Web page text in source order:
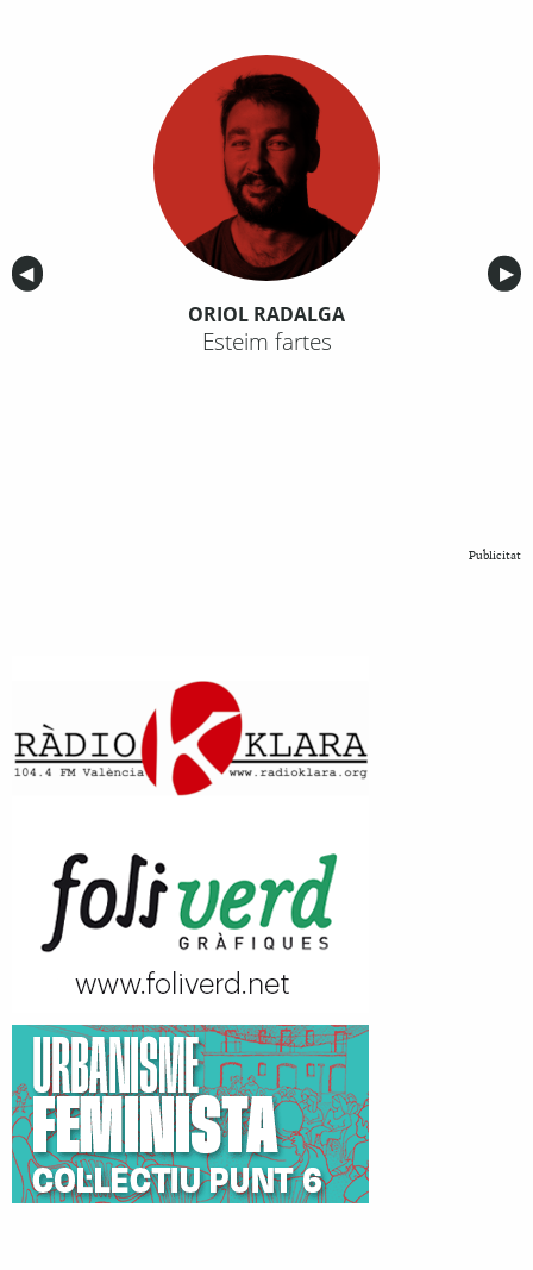
Anterior
◀︎ ▶︎
ORIOL RADALGA
Esteim fartes
Publicitat